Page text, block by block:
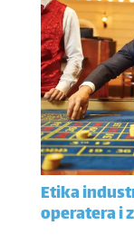
Etika
operatera i